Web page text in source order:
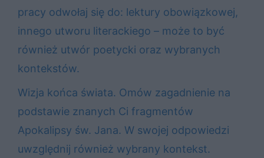
pracy odwołaj się do: lektury obowiązkowej,
innego utworu literackiego – może to być
również utwór poetycki oraz wybranych
kontekstów.
Wizja końca świata. Omów zagadnienie na
podstawie znanych Ci fragmentów
Apokalipsy św. Jana. W swojej odpowiedzi
uwzględnij również wybrany kontekst.